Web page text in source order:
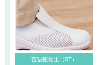
言語聴覚士（ST）